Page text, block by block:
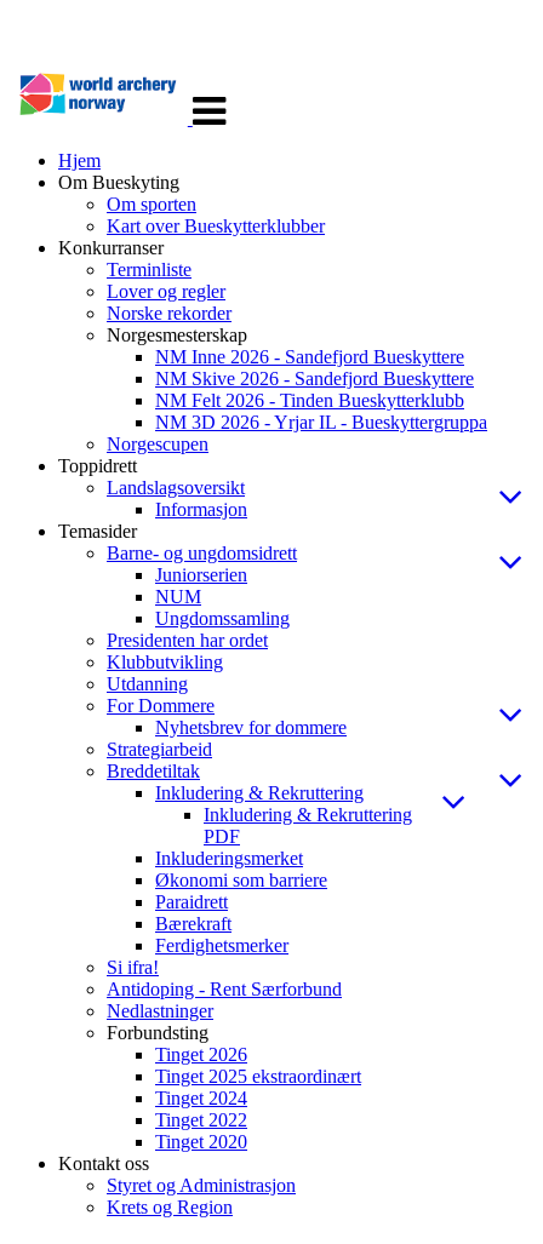
navigasjon
Hjem
Om Bueskyting
Om sporten
Kart over Bueskytterklubber
Konkurranser
Terminliste
Lover og regler
Norske rekorder
Norgesmesterskap
NM Inne 2026 - Sandefjord Bueskyttere
NM Skive 2026 - Sandefjord Bueskyttere
NM Felt 2026 - Tinden Bueskytterklubb
NM 3D 2026 - Yrjar IL - Bueskyttergruppa
Norgescupen
Toppidrett
Landslagsoversikt
Informasjon
Temasider
Barne- og ungdomsidrett
Juniorserien
NUM
Ungdomssamling
Presidenten har ordet
Klubbutvikling
Utdanning
For Dommere
Nyhetsbrev for dommere
Strategiarbeid
Breddetiltak
Inkludering & Rekruttering
Inkludering & Rekruttering
PDF
Inkluderingsmerket
Økonomi som barriere
Paraidrett
Bærekraft
Ferdighetsmerker
Si ifra!
Antidoping - Rent Særforbund
Nedlastninger
Forbundsting
Tinget 2026
Tinget 2025 ekstraordinært
Tinget 2024
Tinget 2022
Tinget 2020
Kontakt oss
Styret og Administrasjon
Krets og Region